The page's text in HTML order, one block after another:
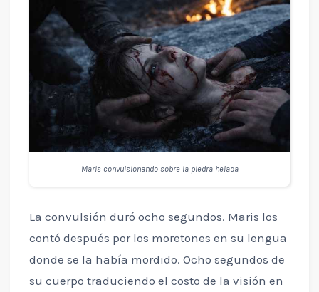
Maris convulsionando sobre la piedra helada
La convulsión duró ocho segundos. Maris los
contó después por los moretones en su lengua
donde se la había mordido. Ocho segundos de
su cuerpo traduciendo el costo de la visión en